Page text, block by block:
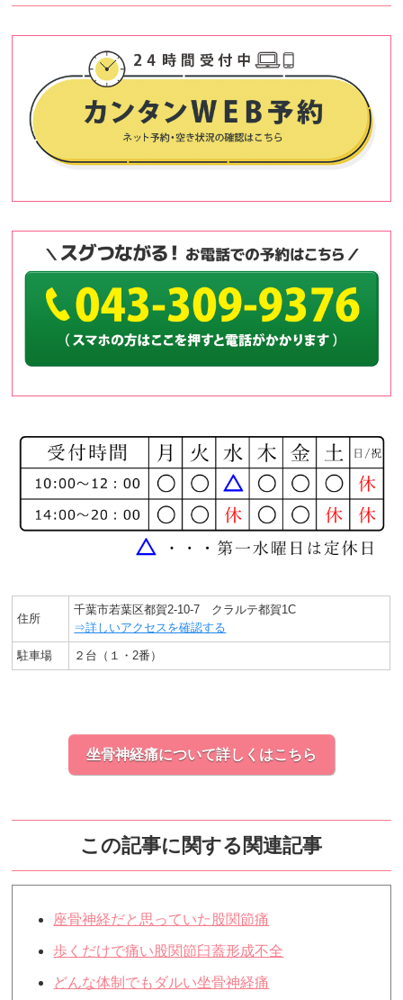
住所
千葉市若葉区都賀2-10-7 クラルテ都賀1C
⇒詳しいアクセスを確認する
駐車場 ２台（１・2番）
坐骨神経痛について詳しくはこちら
この記事に関する関連記事
座骨神経だと思っていた股関節痛
歩くだけで痛い股関節臼蓋形成不全
どんな体制でもダルい坐骨神経痛